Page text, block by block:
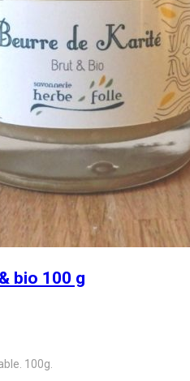
bio 100 g
100g.